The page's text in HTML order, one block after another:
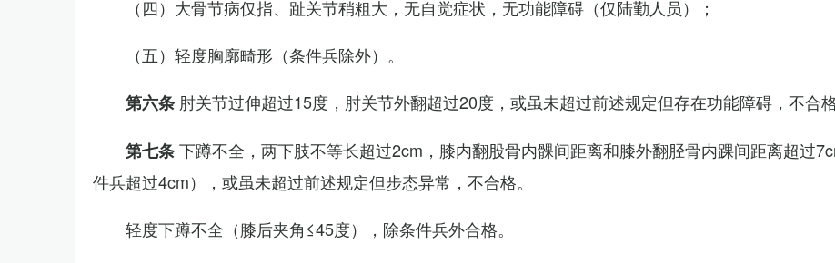
（四）大骨节病仅指、趾关节稍粗大，无自觉症状，无功能障碍（仅陆勤人员）；
（五）轻度胸廓畸形（条件兵除外）。
第六条 肘关节过伸超过15度，肘关节外翻超过20度，或虽未超过前述规定但存在功能障碍，不合格
第七条下蹲不全，两下肢不等长超过2cm，膝内翻股骨内髁间距离和膝外翻胫骨内踝间距离超过
件兵超过4cm），或虽未超过前述规定但步态异常，不合格。
轻度下蹲不全（膝后夹角≤45度），除条件兵外合格。